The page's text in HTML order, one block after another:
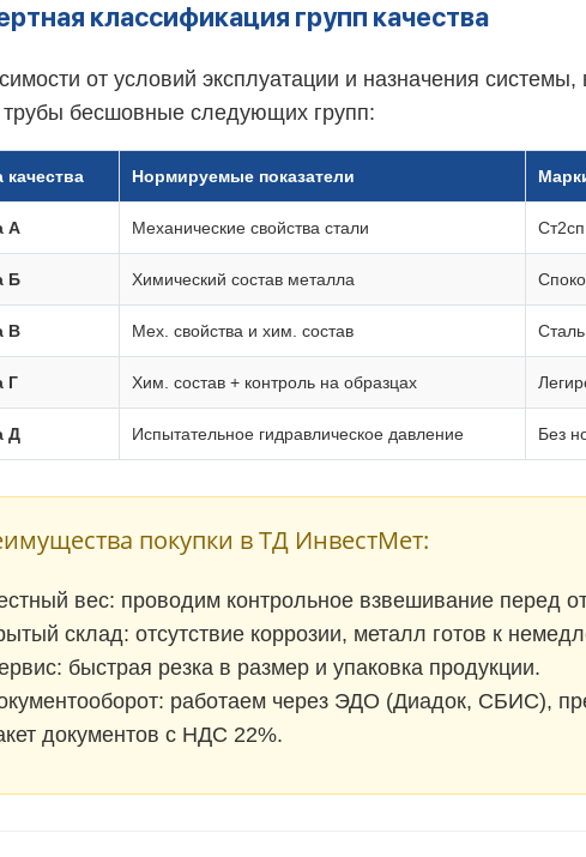
классификация групп качества
от условий эксплуатации и назначения
трубы бесшовные следующих групп:
качества Нормируемые показатели
А Механические свойства стали
Б Химический состав металла
В Мех. свойства и хим. состав
Г Хим. состав + контроль на образцах
Д Испытательное гидравлическое давление Без
покупки в ТД ИнвестМет:
вес: проводим контрольное взвешивание перед
склад: отсутствие коррозии, металл готов к
быстрая резка в размер и упаковка продукции.
работаем через ЭДО (Диадок, СБИС),
документов с НДС 22%.